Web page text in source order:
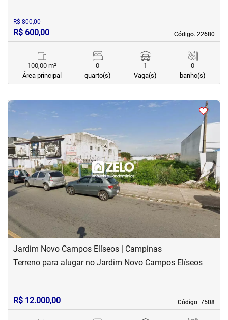
Código. 22680
Código. 22680
R$ 800,00
R$ 600,00
100,00 m²
Área principal
0
quarto(s)
1
Vaga(s)
0
banho(s)
<
‹Previous ›Next
Jardim Novo Campos Elíseos | Campinas
Código. 7508
Código. 7508
Terreno para alugar no Jardim Novo Campos Elíseos
R$ 12.000,00